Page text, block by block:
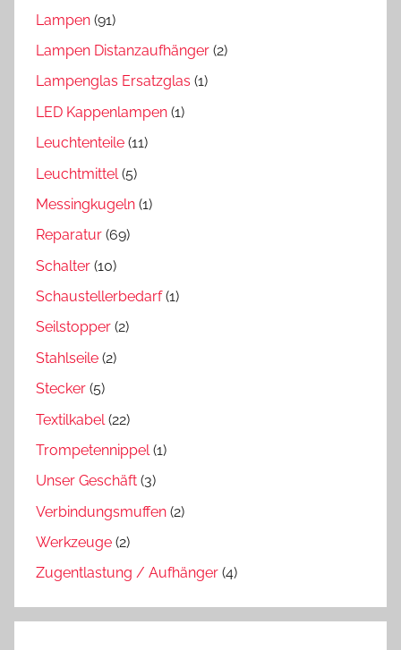
Lampen (91)
Lampen Distanzaufhänger (2)
Lampenglas Ersatzglas (1)
LED Kappenlampen (1)
Leuchtenteile (11)
Leuchtmittel (5)
Messingkugeln (1)
Reparatur (69)
Schalter (10)
Schaustellerbedarf(1)
Seilstopper (2)
Stahlseile (2)
Stecker (5)
Textilkabel (22)
Trompetennippel(1)
Unser Geschäft (3)
Verbindungsmuffen (2)
Werkzeuge (2)
Zugentlastung / Aufhänger (4)